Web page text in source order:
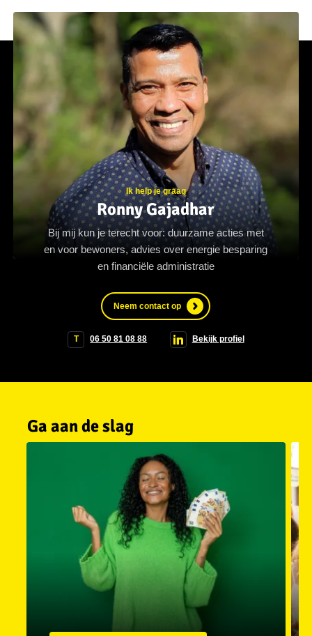
Ik help je graag
Ronny Gajadhar
Bij mij kun je terecht voor: duurzame acties met
en voor bewoners, advies over energie besparing
en financiële administratie
Neem contact op
T 06 50 81 08 88 Bekijk profiel
Ga aan de slag